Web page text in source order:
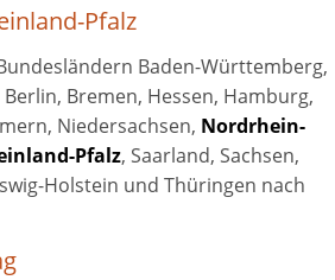
Pfalz
Baden-Württemberg,
Bremen, Hessen, Hamburg,
Niedersachsen, Nordrhein-
Pfalz, Saarland, Sachsen,
Holstein und Thüringen nach